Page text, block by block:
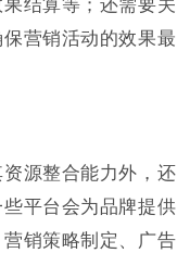
结算等；还需要关
营销活动的效果最
源整合能力外，还
平台会为品牌提供
销策略制定、广告